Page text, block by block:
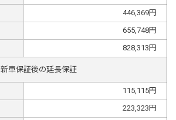
446,369円
655,748円
828,313 円
新車保証後の延長保証
115,115円
223,323 円